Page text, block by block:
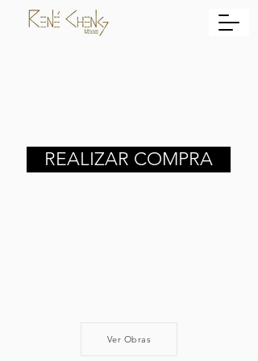
REALIZAR COMPRA
Ver Obras